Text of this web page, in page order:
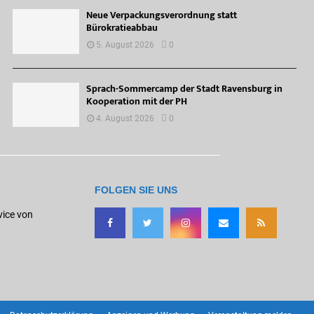
Neue Verpackungsverordnung statt
Bürokratieabbau
5. August 2026 0
Sprach-Sommercamp der Stadt Ravensburg in
Kooperation mit der PH
4. August 2026 0
von
FOLGEN SIE UNS